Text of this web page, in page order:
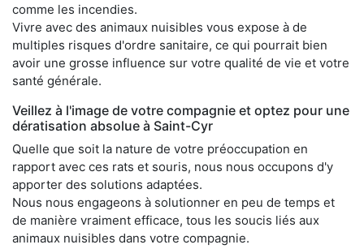
comme les incendies.
Vivre avec des animaux nuisibles vous expose à de
multiples risques d'ordre sanitaire, ce qui pourrait bien
avoir une grosse influence sur votre qualité de vie et votre
santé générale.
Veillez à l'image de votre compagnie et optez pour une
dératisation absolue à Saint-Cyr
Quelle que soit la nature de votre préoccupation en
rapport avec ces rats et souris, nous nous occupons d'y
apporter des solutions adaptées.
Nous nous engageons à solutionner en peu de temps et
de manière vraiment efficace, tous les soucis liés aux
animaux nuisibles dans votre compagnie.